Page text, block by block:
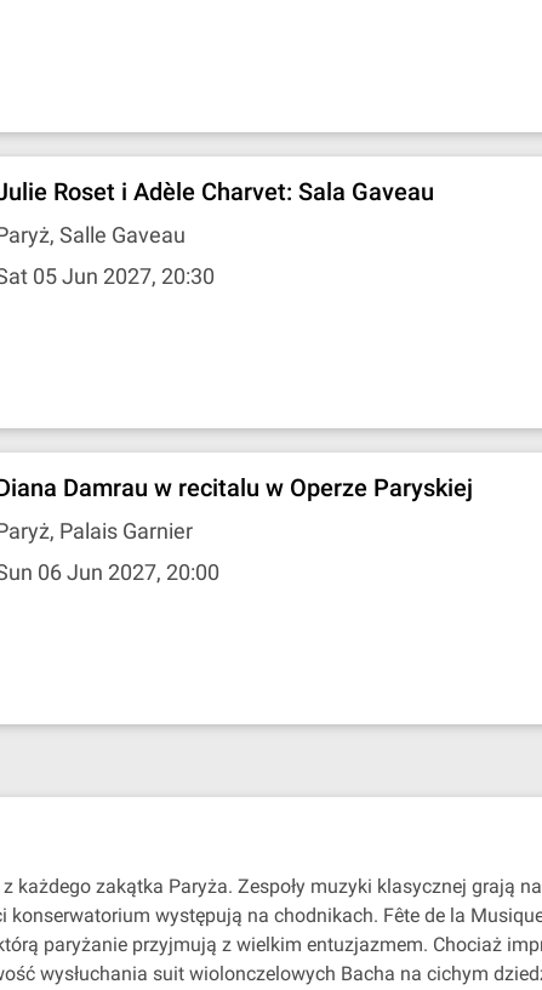
Roset i Adèle Charvet: Sala Gaveau
Salle Gaveau
05 Jun 2027, 20:30
Damrau w recitalu w Operze Paryskiej
Palais Garnier
06 Jun 2027, 20:00
każdego zakątka Paryża. Zespoły muzyki klasycznej grają
występują na chodnikach. Fête de la
paryżanie przyjmują z wielkim entuzjazmem. Chociaż
wysłuchania suit wiolonczelowych Bacha na cichym